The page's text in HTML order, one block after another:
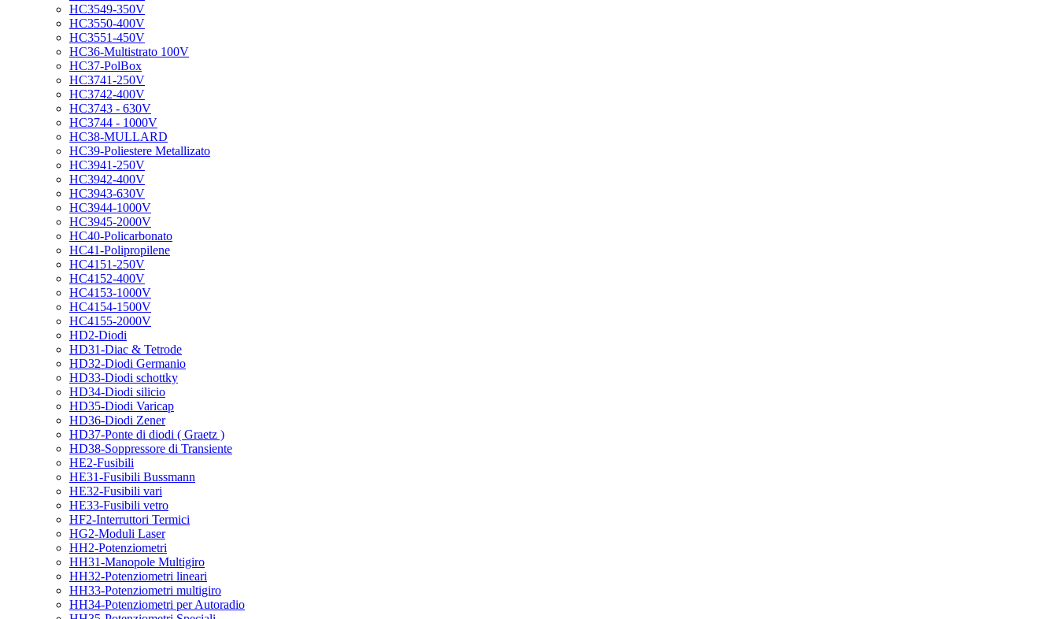
HC3549-350V
HC3550-400V
HC3551-450V
HC36-Multistrato 100V
HC37-PolBox
HC3741-250V
HC3742-400V
HC3743 - 630V
HC3744 - 1000V
HC38-MULLARD
HC39-Poliestere Metallizato
HC3941-250V
HC3942-400V
HC3943-630V
HC3944-1000V
HC3945-2000V
HC40-Policarbonato
HC41-Polipropilene
HC4151-250V
HC4152-400V
HC4153-1000V
HC4154-1500V
HC4155-2000V
HD2-Diodi
HD31-Diac & Tetrode
HD32-Diodi Germanio
HD33-Diodi schottky
HD34-Diodi silicio
HD35-Diodi Varicap
HD36-Diodi Zener
HD37-Ponte di diodi ( Graetz )
HD38-Soppressore di Transiente
HE2-Fusibili
HE31-Fusibili Bussmann
HE32-Fusibili vari
HE33-Fusibili vetro
HF2-Interruttori Termici
HG2-Moduli Laser
HH2-Potenziometri
HH31-Manopole Multigiro
HH32-Potenziometri lineari
HH33-Potenziometri multigiro
HH34-Potenziometri per Autoradio